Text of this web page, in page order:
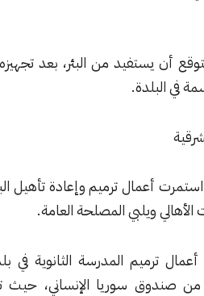
من البئر، بعد تجهيزه ووضعه في
ترميم وإعادة تأهيل البنية التحتية
المصلحة العامة.
المدرسة الثانوية في بلدة المليحة
سوريا الإنساني، حيث تشمل هذه